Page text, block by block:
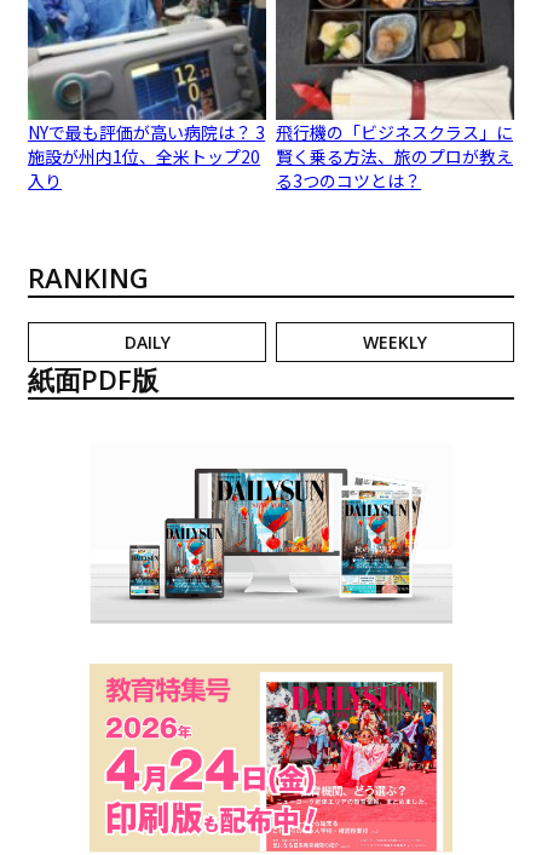
NYで最も評価が高い病院は？ 3
施設が州内1位、全米トップ20
入り
飛行機の「ビジネスクラス」に
賢く乗る方法、旅のプロが教え
る3つのコツとは？
RANKING
DAILY WEEKLY
紙面PDF版